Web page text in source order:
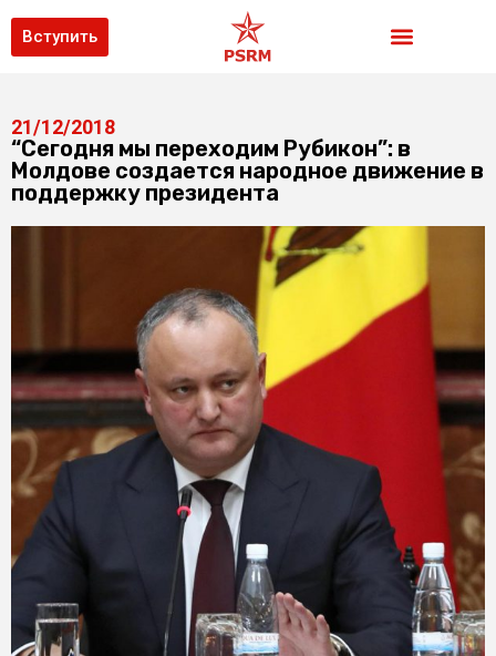
Вступить
21/12/2018
“Сегодня мы переходим Рубикон”: в
Молдове создается народное движение в
поддержку президента